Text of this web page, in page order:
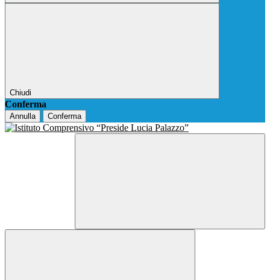
Chiudi
Conferma
Annulla Conferma